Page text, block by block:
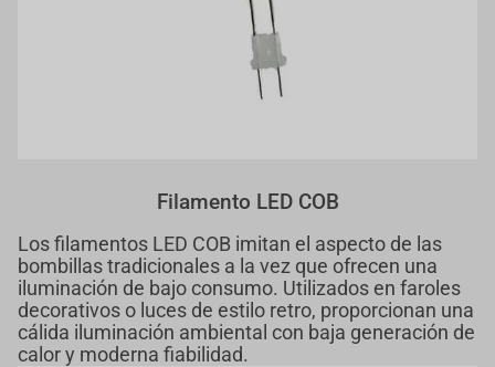
Filamento LED COB
Los filamentos LED COB imitan el aspecto de las
bombillas tradicionales a la vez que ofrecen una
iluminación de bajo consumo. Utilizados en faroles
decorativos o luces de estilo retro, proporcionan una
cálida iluminación ambiental con baja generación de
calor y moderna fiabilidad.